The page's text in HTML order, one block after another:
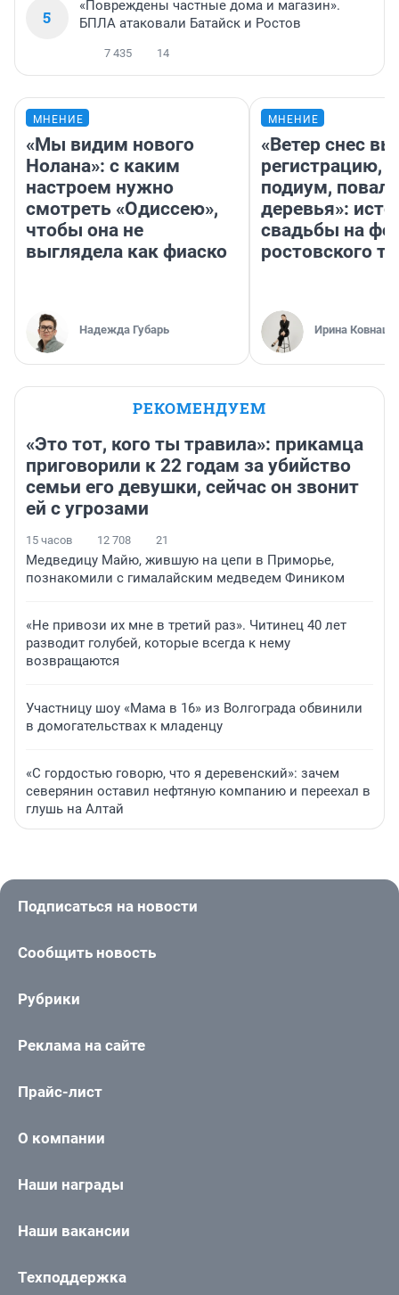
5
«Повреждены частные дома и магазин».
БПЛА атаковали Батайск и Ростов
7 435 14
МНЕНИЕ
«Мы видим нового
Нолана»: с каким
настроем нужно
смотреть «Одиссею»,
чтобы она не
выглядела как фиаско
Надежда Губарь
МНЕНИЕ
«Ветер снес
регистрацию,
подиум,
деревья»:
свадьбы на
ростовского
Ирина
РЕКОМЕНДУЕМ
«Это тот, кого ты травила»: прикамца
приговорили к 22 годам за убийство
семьи его девушки, сейчас он звонит
ей с угрозами
15 часов 12 708 21
Медведицу Майю, жившую на цепи в Приморье,
познакомили с гималайским медведем Фиником
«Не привози их мне в третий раз». Читинец 40 лет
разводит голубей, которые всегда к нему
возвращаются
Участницу шоу «Мама в 16» из Волгограда обвинили
в домогательствах к младенцу
«С гордостью говорю, что я деревенский»: зачем
северянин оставил нефтяную компанию и переехал в
глушь на Алтай
Подписаться на новости
Сообщить новость
Рубрики
Реклама на сайте
Прайс-лист
О компании
Наши награды
Наши вакансии
Техподдержка